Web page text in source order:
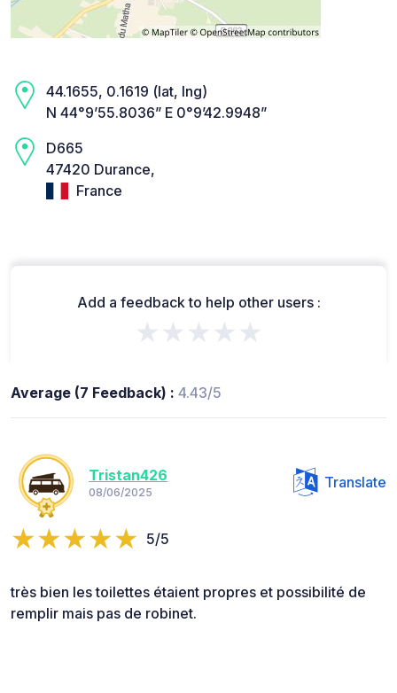
44.1655, 0.1619 (lat, lng)
N 44°9’55.8036” E 0°9’42.9948”
D665
47420 Durance,
France
Add a feedback to help other users :
★★★★★
Average (7 Feedback) : 4.43/5
Tristan426
08/06/2025
Translate
5/5
très bien les toilettes étaient propres et possibilité de
remplir mais pas de robinet.